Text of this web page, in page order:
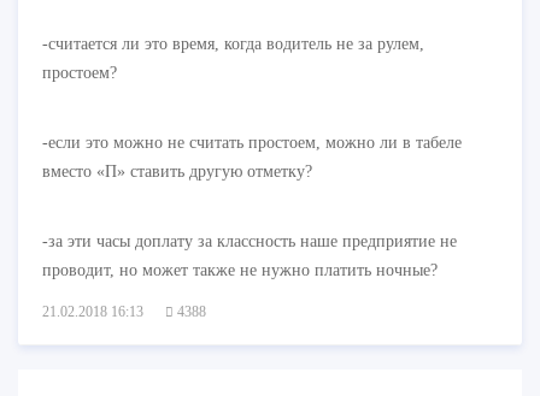
-считается ли это время, когда водитель не за рулем,
простоем?
-если это можно не считать простоем, можно ли в табеле
вместо «П» ставить другую отметку?
-за эти часы доплату за классность наше предприятие не
проводит, но может также не нужно платить ночные?
21.02.2018 16:13 4388